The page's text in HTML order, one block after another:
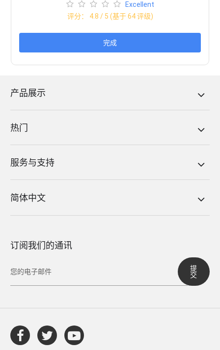
Excellent
评分： 4.8 / 5 (基于64评级)
完成
产品展示
热门
服务与支持
简体中文
订阅我们的通讯
提
交